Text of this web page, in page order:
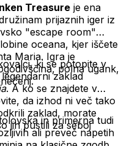
Treasure je ena
prijaznih iger iz
"escape room"
oceana, kjer iščete
Maria. Igra je
polna ugank,
ki se potopite v
zaklad
. A ko se znajdete v
da izhod ni več tako
zaklad, morate
jih pustili za seboj
in primerna tudi
ali preveč napetih